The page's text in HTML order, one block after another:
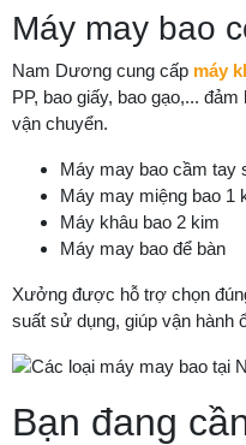
Máy may bao
Nam Dương cung cấp máy
PP, bao giấy, bao gạo,...
vận chuyển.
Máy may bao cầm tay
Máy may miệng bao 1
Máy khâu bao 2 kim
Máy may bao để bàn
Xưởng được hỗ trợ chọn
suất sử dụng, giúp vận hành
Bạn đang